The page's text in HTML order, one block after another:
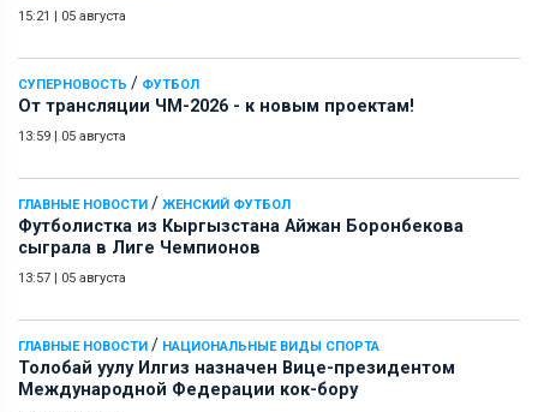
15:21 | 05 августа
СУПЕРНОВОСТЬ / ФУТБОЛ
От трансляции ЧМ-2026 - к новым проектам!
13:59 | 05 августа
ГЛАВНЫЕ НОВОСТИ / ЖЕНСКИЙ ФУТБОЛ
Футболистка из Кыргызстана Айжан Боронбекова
сыграла в Лиге Чемпионов
13:57 | 05 августа
ГЛАВНЫЕ НОВОСТИ / НАЦИОНАЛЬНЫЕ ВИДЫ СПОРТА
Толобай уулу Илгиз назначен Вице-президентом
Международной Федерации кок-бору